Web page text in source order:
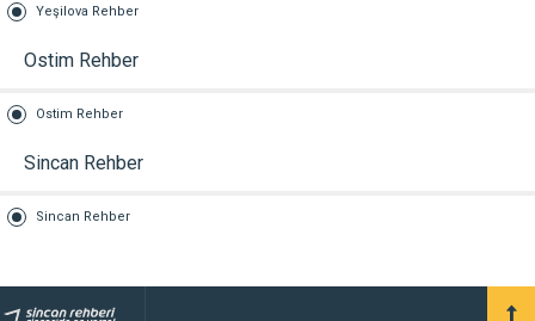
Yeşilova Rehber
Ostim Rehber
Ostim Rehber
Sincan Rehber
Sincan Rehber